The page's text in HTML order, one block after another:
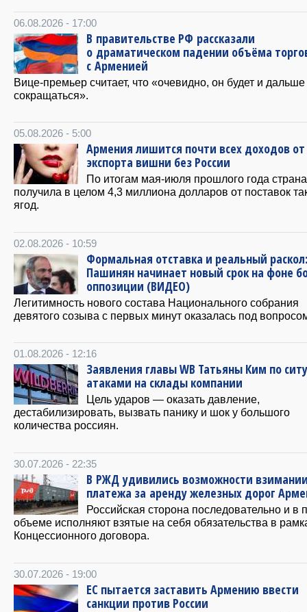
06.08.2026 - 17:00
В правительстве РФ рассказали
о драматическом падении объёма
с Арменией
Вице-премьер считает, что «очевидно, он будет и дальше
сокращаться».
05.08.2026 - 5:00
Армения лишится почти всех доходов от
экспорта вишни без России
По итогам мая-июля прошлого года страна
получила в целом 4,3 миллиона долларов от поставок
ягод.
02.08.2026 - 10:59
Формальная отставка и реальный раскол:
Пашинян начинает новый срок на фоне
оппозиции (ВИДЕО)
Легитимность нового состава Национального собрания
девятого созыва с первых минут оказалась под
01.08.2026 - 12:16
Заявления главы WB Татьяны Ким по
атаками на склады компании
Цель ударов — оказать давление,
дестабилизировать, вызвать панику и шок у большого
количества россиян.
30.07.2026 - 22:35
В РЖД удивились возможности
платежа за аренду железных дорог
Российская сторона последовательно и в
объеме исполняют взятые на себя обязательства в
Концессионного договора.
30.07.2026 - 19:00
ЕС пытается заставить Армению ввести
санкции против России